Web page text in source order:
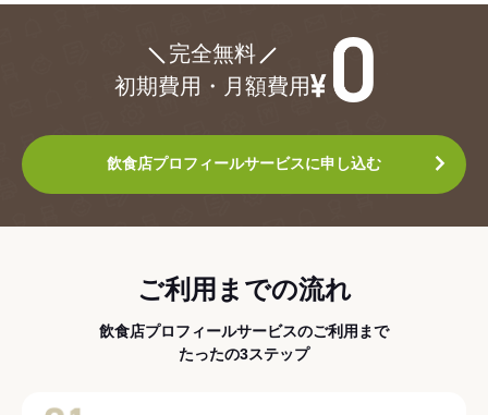
完全無料
初期費用・月額費用
飲食店プロフィールサービスに申し込む
ご利用までの流れ
飲食店プロフィールサービスのご利用まで
たったの3ステップ